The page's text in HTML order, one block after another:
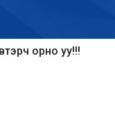
орно уу!!!